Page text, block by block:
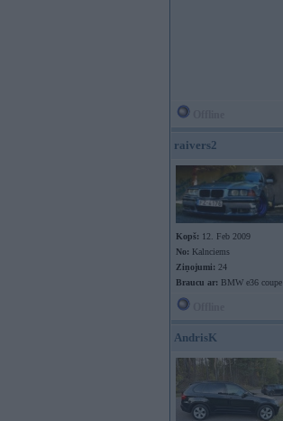
raivers2
Kopš: 12. Feb 2009
No: Kalnciems
Ziņojumi: 24
Braucu ar: BMW e36 coupe
AndrisK